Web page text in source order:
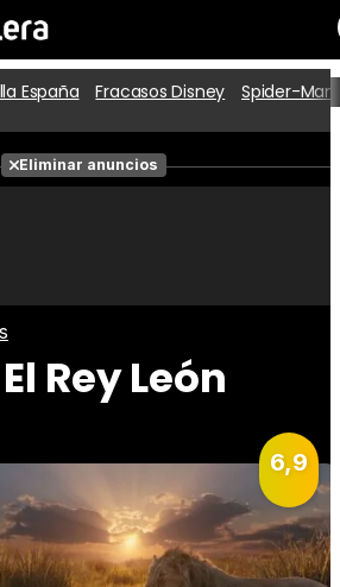
Cartelera
Películas
España Fracasos Disney Spider-
Eliminar anuncios
Rey León
6,9